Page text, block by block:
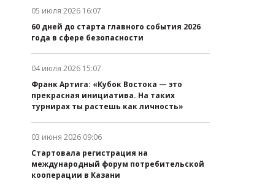
Дата публикации:
05 июля 2026 16:07
60 дней до старта главного события 2026
года в сфере безопасности
Дата публикации:
04 июля 2026 15:07
Франк Артига: «Кубок Востока — это
прекрасная инициатива. На таких
турнирах ты растешь как личность»
03 июня 2026 09:06
Стартовала регистрация на
международный форум потребительской
кооперации в Казани